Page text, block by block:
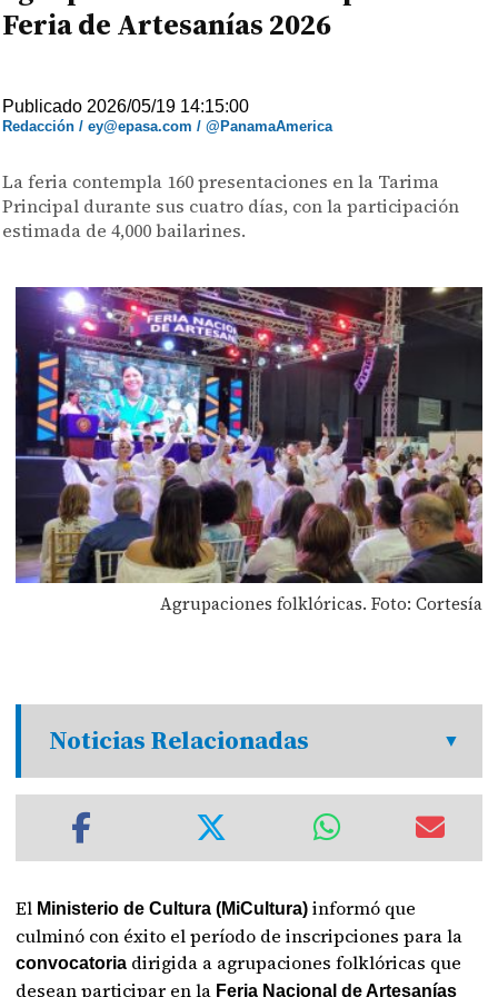
Feria de Artesanías 2026
Publicado 2026/05/19 14:15:00
Redacción / ey@epasa.com / @PanamaAmerica
La feria contempla 160 presentaciones en la Tarima
Principal durante sus cuatro días, con la participación
estimada de 4,000 bailarines.
Agrupaciones folklóricas. Foto: Cortesía
Noticias Relacionadas
El Ministerio de Cultura (MiCultura) informó que
culminó con éxito el período de inscripciones para la
convocatoria dirigida a agrupaciones folklóricas que
desean participar en la Feria Nacional de Artesanías